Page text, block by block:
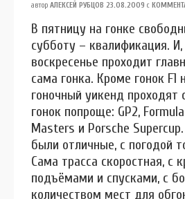
автор АЛЕКСЕЙ РУБЦОВ 23.08.2009 с
В пятницу на гонке
субботу – квалификация. И,
воскресенье проходит
сама гонка. Кроме гонок F1
гоночный уикенд проходят
гонок попроще: GP2,
Masters и Porsche
были отличные, с погодой
Сама трасса скоростная, с
подъёмами и спусками, с
количеством мест для